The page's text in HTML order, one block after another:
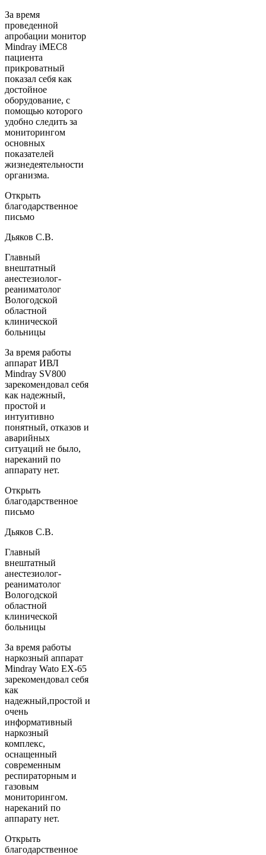
За время
проведенной
апробации монитор
Mindray iMEC8
пациента
прикроватный
показал себя как
достойное
оборудование, с
помощью которого
удобно следить за
мониторингом
основных
показателей
жизнедеятельности
организма.
Открыть
благодарственное
письмо
Дьяков С.В.
Главный
внештатный
анестезиолог-
реаниматолог
Вологодской
областной
клинической
больницы
За время работы
аппарат ИВЛ
Mindray SV800
зарекомендовал себя
как надежный,
простой и
интуитивно
понятный, отказов и
аварийных
ситуаций не было,
нареканий по
аппарату нет.
Открыть
благодарственное
письмо
Дьяков С.В.
Главный
внештатный
анестезиолог-
реаниматолог
Вологодской
областной
клинической
больницы
За время работы
наркозный аппарат
Mindray Wato EX-65
зарекомендовал себя
как
надежный,простой и
очень
информативный
наркозный
комплекс,
оснащенный
современным
респираторным и
газовым
мониторингом.
нареканий по
аппарату нет.
Открыть
благодарственное